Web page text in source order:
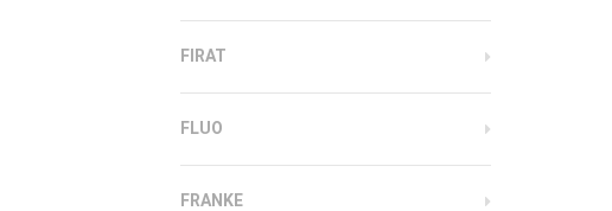
FIRAT
FLUO
FRANKE